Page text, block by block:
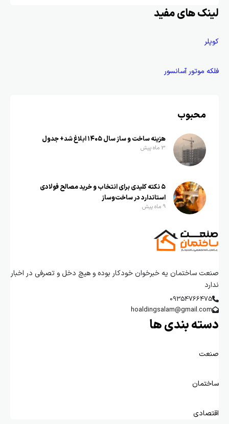
لینک های مفید
کوپلر
فلکه موتور آسانسور
محبوب
هزینه ساخت و ساز سال ۱۴۰۵ ابلاغ شد+ جدول
3 ماه پیش
۵ نکته کلیدی برای انتخاب و خرید مصالح فولادی
استاندارد در ساخت‌وساز
9 ماه پیش
صنعت ساختمان یه خبرخوان خودکار بوده و هیچ دخل و تصرفی در اخبار
ندارد
09354766475
hoaldingsalam@gmail.com
دسته بندی ها
صنعت
ساختمان
اقتصادی